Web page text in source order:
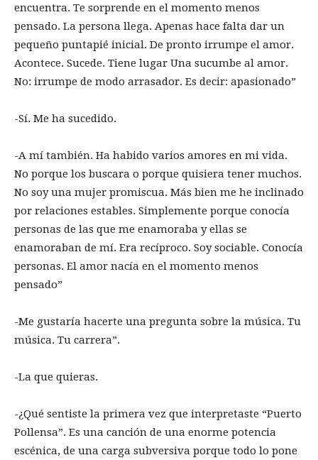
encuentra. Te sorprende en el momento menos
pensado. La persona llega. Apenas hace falta dar un
pequeño puntapié inicial. De pronto irrumpe el amor.
Acontece. Sucede. Tiene lugar Una sucumbe al amor.
No: irrumpe de modo arrasador. Es decir: apasionado”
-Sí. Me ha sucedido.
-A mí también. Ha habido varios amores en mi vida.
No porque los buscara o porque quisiera tener muchos.
No soy una mujer promiscua. Más bien me he inclinado
por relaciones estables. Simplemente porque conocía
personas de las que me enamoraba y ellas se
enamoraban de mí. Era recíproco. Soy sociable. Conocía
personas. El amor nacía en el momento menos
pensado”
-Me gustaría hacerte una pregunta sobre la música. Tu
música. Tu carrera”.
-La que quieras.
-¿Qué sentiste la primera vez que interpretaste “Puerto
Pollensa”. Es una canción de una enorme potencia
escénica, de una carga subversiva porque todo lo pone